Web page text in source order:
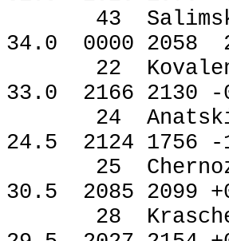
43
34.0 0000 2058
22
33.0 2166 2130 -
24
24.5 2124 1756 -
25
30.5 2085 2099
28